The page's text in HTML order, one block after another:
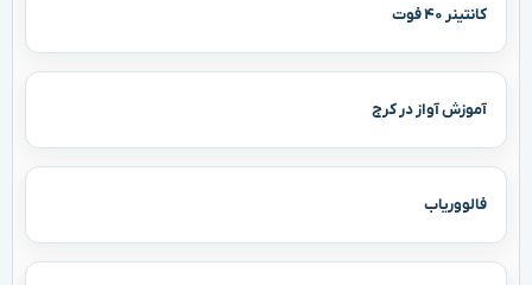
کانتینر ۴۰ فوت
آموزش آواز در کرج
فالووریاب